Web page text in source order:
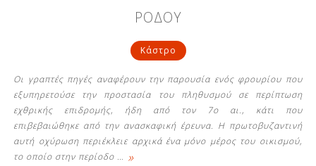
ΡΟΔΟΥ
Κάστρο
Οι γραπτές πηγές αναφέρουν την παρουσία ενός φρουρίου που
εξυπηρετούσε την προστασία του πληθυσμού σε περίπτωση
εχθρικής επιδρομής, ήδη από τον 7ο αι., κάτι που
επιβεβαιώθηκε από την ανασκαφική έρευνα. Η πρωτοβυζαντινή
αυτή οχύρωση περιέκλειε αρχικά ένα μόνο μέρος του οικισμού,
το οποίο στην περίοδο … »